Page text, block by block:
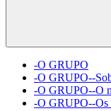
-O GRUPO
-O GRUPO--
-O GRUPO--O
-O GRUPO--Os